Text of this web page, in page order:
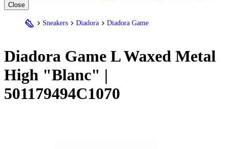
Close
Sneakers Diadora Diadora Game
Diadora Game L Waxed Metal
High "Blanc" |
501179494C1070